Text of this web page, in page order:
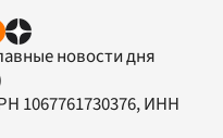
новости дня
1067761730376, ИНН